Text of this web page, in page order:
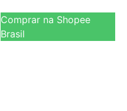
Comprar na Shopee
Brasil